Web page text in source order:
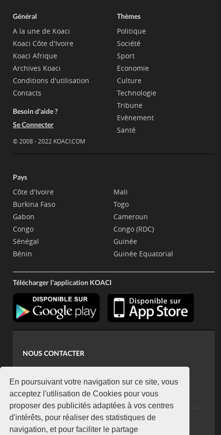
En poursuivant votre navigation sur ce site, vous
acceptez l'utilisation de Cookies pour vous
proposer des publicités adaptées à vos centres
d'intérêts, pour réaliser des statistiques de
navigation, et pour faciliter le partage
Général
A la une de Koaci
Koaci Côte d'Ivoire
Koaci Afrique
Archives Koaci
Conditions d'utilisation
Contacts
Besoin d'aide ?
Se Connecter
© 2008 - 2022 KOACI.COM
Thèmes
Politique
Société
Sport
Economie
Culture
Technologie
Tribune
Evènement
Santé
Pays
Côte d'Ivoire
Burkina Faso
Gabon
Congo
Sénégal
Bénin
Mali
Togo
Cameroun
Congo (RDC)
Guinée
Guinée Equatorial
Télécharger l'application KOACI
NOUS CONTACTER
koaci@yahoo.fr
+225 07 08 85 52 93
NEWSLETTER